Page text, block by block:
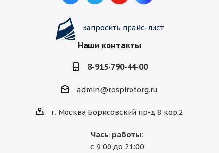
Запросить прайс-лист
Наши контакты
8-915-790-44-00
admin@rospirotorg.ru
г. Москва Борисовский пр-д 8 кор.2
Часы работы:
с 9:00 до 21:00